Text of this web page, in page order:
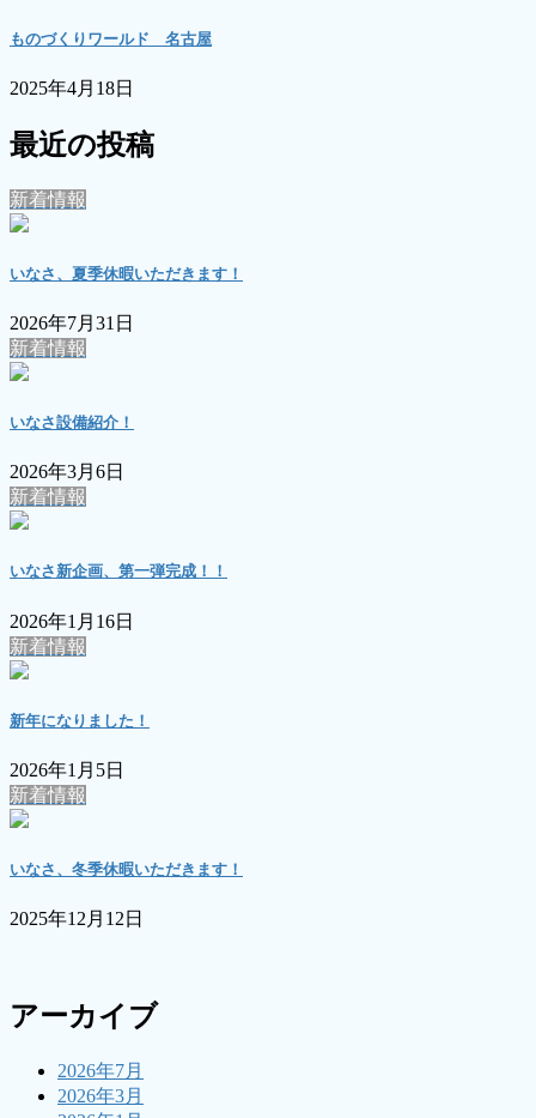
ものづくりワールド 名古屋
2025年4月18日
最近の投稿
新着情報
いなさ、夏季休暇いただきます！
2026年7月31日
新着情報
いなさ設備紹介！
2026年3月6日
新着情報
いなさ新企画、第一弾完成！！
2026年1月16日
新着情報
新年になりました！
2026年1月5日
新着情報
いなさ、冬季休暇いただきます！
2025年12月12日
アーカイブ
2026年7月
2026年3月